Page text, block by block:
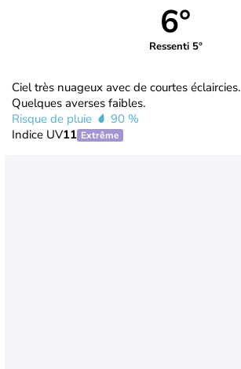
6°
Ressenti 5°
Ciel très nuageux avec de courtes éclaircies.
Quelques averses faibles.
Risque de pluie
90 %
Indice UV11 Extrême